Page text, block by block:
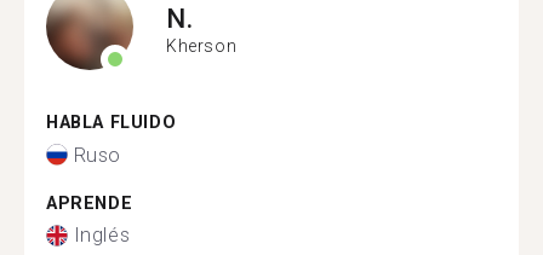
N.
Kherson
HABLA FLUIDO
Ruso
APRENDE
Inglés